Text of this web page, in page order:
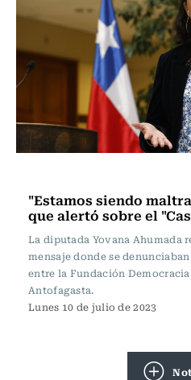
"Estamos siendo
que alertó sobre el
La diputada Yovana Ahumada
mensaje donde se
entre la Fundación
Antofagasta.
Lunes 10 de julio de 2023